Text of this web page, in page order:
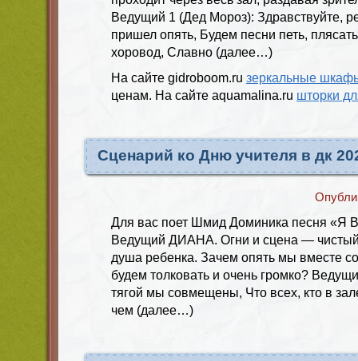
Ведущий 1 (Дед Мороз): Здравствуйте,
пришел опять, Будем песни петь,
хоровод, Славно (далее…)
На сайте gidroboom.ru зеркальные
ценам. На сайте aquamalina.ru шторки
Сценарий ко Дню учителя в дк
Для вас поет Шмид Доминика песня «Я
Ведущий ДИАНА. Огни и сцена — чистый
душа ребенка. Зачем опять мы вместе
будем толковать и очень громко?
тягой мы совмещены, Что всех, кто в
чем (далее…)